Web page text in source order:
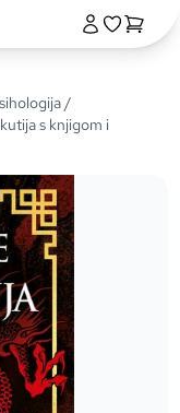
/
s knjigom i